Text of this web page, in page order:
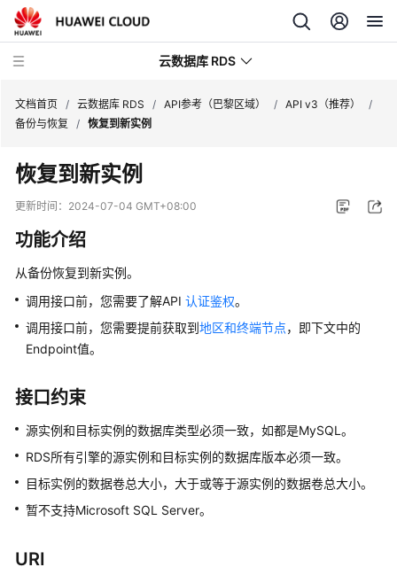
云数据库 RDS
产
介
绍
计
费
说
快
速
门
内
绍
文档首页 / 云数据库 RDS / API参考（巴黎区域） / API v3（推荐）
/
备份与恢复
/ 恢复到新实例
恢复到新实例
更新时间： 2024-07-04 GMT+08:00
功能介绍
从备份恢复到新实例。
调用接口前，您需要了解API 认证鉴权。
调用接口前，您需要提前获取到地区和终端节点，即下文中的
Endpoint值。
接口约束
源实例和目标实例的数据库类型必须一致，如都是MySQL。
RDS所有引擎的源实例和目标实例的数据库版本必须一致。
目标实例的数据卷总大小，大于或等于源实例的数据卷总大小。
暂不支持Microsoft SQL Server。
URI